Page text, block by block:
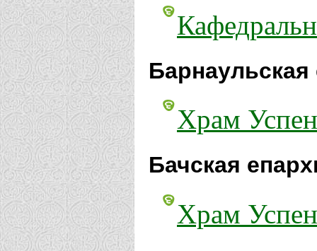
Храм
Бачская
Храм